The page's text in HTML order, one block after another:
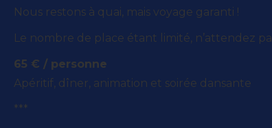
Nous restons à quai, mais voyage garanti !
Le nombre de place étant limité, n’attendez
65 € / personne
Apéritif, dîner, animation et soirée dansante
***